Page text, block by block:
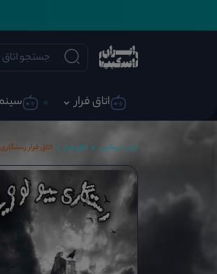
اتاق فرار
ایران اسکیپ اتاق فرار اتاق فرار